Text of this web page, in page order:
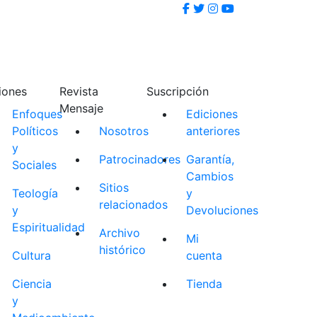
Enfoques
Políticos
y
Sociales
Teología
y
Espiritualidad
Cultura
Ciencia
y
Revista
Mensaje
Nosotros
Patrocinadores
Sitios
relacionados
Archivo
histórico
Suscripción
Ediciones
anteriores
Garantía,
Cambios
y
Devoluciones
Mi
cuenta
Tienda